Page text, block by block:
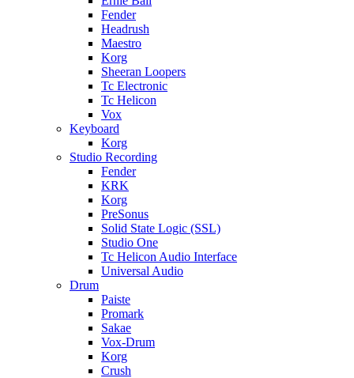
Fender
Headrush
Maestro
Korg
Sheeran Loopers
Tc Electronic
Tc Helicon
Vox
Keyboard
Korg
Studio Recording
Fender
KRK
Korg
PreSonus
Solid State Logic (SSL)
Studio One
Tc Helicon Audio Interface
Universal Audio
Drum
Paiste
Promark
Sakae
Vox-Drum
Korg
Crush